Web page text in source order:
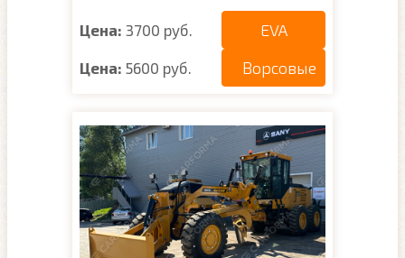
Цена: 3700 руб. EVA
Цена: 5600 руб. Ворсовые